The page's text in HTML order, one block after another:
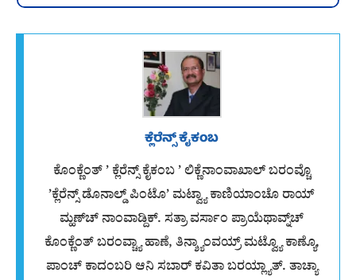
ಕ್ಲೆರೆನ್ಸ್ ಕೈಕಂಬ
ಕೊಂಕ್ಣೆಂತ್ ’ ಕ್ಲೆರೆನ್ಸ್ ಕೈಕಂಬ ’ ಲಿಕ್ಣೆನಾಂವಾಖಾಲ್ ಬರಂವ್ಚೊ
’ಕ್ಲೆರೆನ್ಸ್ ಡೊನಾಲ್ಡ್ ಪಿಂಟೊ’ ಮಟ್ವ್ಯಾ ಕಾಣಿಯಾಂಚೊ ರಾಯ್
ಮ್ಹಣ್‌ಚ್ ನಾಂವಾಡ್ದಿಕ್. ಸತ್ರಾ ವರ್ಸಾಂ ಪ್ರಾಯೆಥಾವ್ನ್‌ಚ್
ಕೊಂಕ್ಣೆಂತ್ ಬರಂವ್ಚ್ಯಾ ಹಾಣೆ, ತಿನ್ಶ್ಯಾಂವಯ್ರ್ ಮಟ್ವ್ಯೊ ಕಾಣ್ಯೊ,
ಪಾಂಚ್ ಕಾದಂಬರಿ ಆನಿ ಸಬಾರ್ ಕವಿತಾ ಬರಯ್ಲ್ಯಾತ್. ತಾಚ್ಯಾ